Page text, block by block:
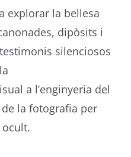
explorar la bellesa
dipòsits i
silenciosos
a l’enginyeria del
de la fotografia per
ocult.